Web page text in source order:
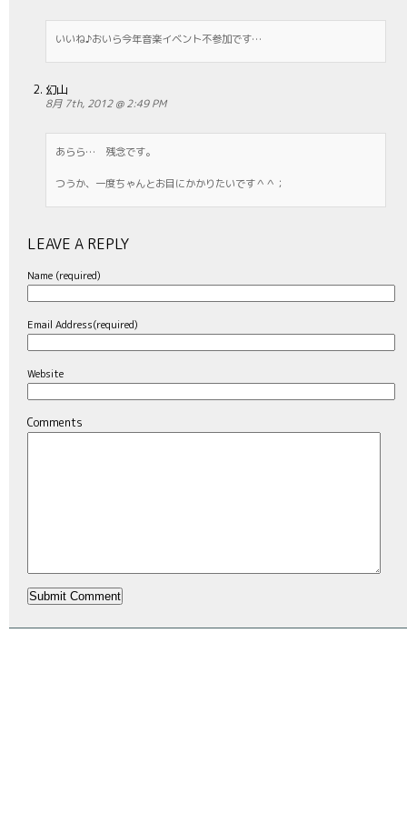
いいね♪おいら今年音楽イベント不参加です…
幻山
8月 7th, 2012 @ 2:49 PM
あらら… 残念です。
つうか、一度ちゃんとお目にかかりたいです＾＾；
LEAVE A REPLY
Name (required)
Email Address(required)
Website
Comments